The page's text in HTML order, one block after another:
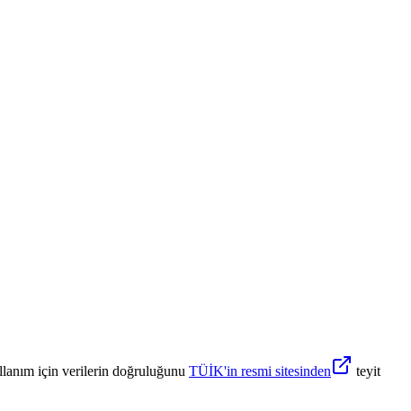
için verilerin doğruluğunu TÜİK'in resmi sitesinden
teyit